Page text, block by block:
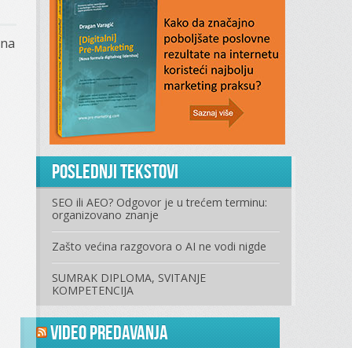
Poslednji tekstovi
SEO ili AEO? Odgovor je u trećem terminu:
organizovano znanje
Zašto većina razgovora o AI ne vodi nigde
SUMRAK DIPLOMA, SVITANJE
KOMPETENCIJA
Video predavanja